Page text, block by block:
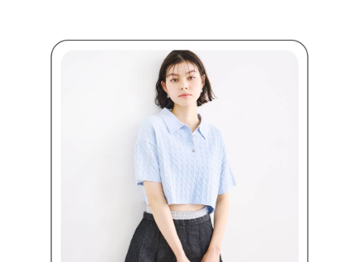
2.基於同意付款使用「大哥付你分期」之契約關係目的，商店將以您的個人
資料（包含姓名、電話或地址）提供予台灣大哥大進項蒐集、處理及利用，
由本公司與您本人進行分期帳單所需資料之確認、核對及更正。
3.完整用戶服務條款，請詳閱以下連結：https://oppay.tw/userRule
後付繳納相關費用。
※ 交易是否成功請以「AFTEE先享後付 」之結帳頁面顯示為準，若有關於
是否繳費成功／繳費後需取消欲退款等相關疑問，請聯繫「AFTEE先享後付
https://netprotections.freshdesk.com/support/home
１．透過由恩沛科技股份有限公司提供之「AFTEE先享後付」服務完成之交
易，需依本服務之必要範圍內提供個人資料，並將交易相關給付款項請求債
權轉讓予恩沛科技股份有限公司。
２．關於個人資料處理事宜，請瀏覽以下網址：
https://aftee.tw/terms/#terms3
３．未成年的使用者請事先徵得法定代理人或監護人之同意方可使用
「AFTEE先享後付」，若未經同意申辦者引起之損失，本公司不負相關責
４．使用「AFTEE先享後付」時，將依據個別帳號之用戶狀況，依本公司即
時審查核予不同之上限額度；若仍有額度不足之情形，本公司將視審查結果
付款後萊爾富取貨